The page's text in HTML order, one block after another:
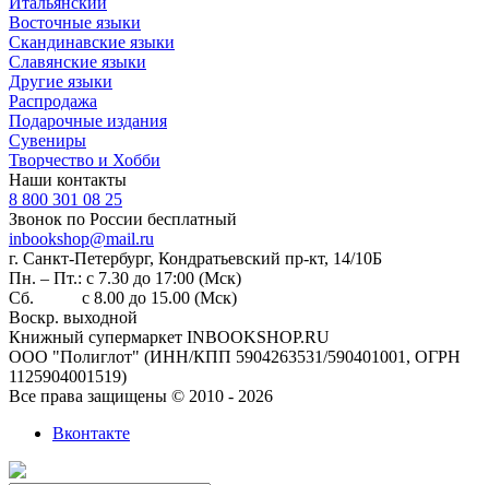
Восточные языки
Скандинавские языки
Славянские языки
Другие языки
Распродажа
Подарочные издания
Сувениры
Творчество и Хобби
Наши контакты
8 800 301 08 25
Звонок по России бесплатный
inbookshop@mail.ru
г. Санкт-Петербург, Кондратьевский пр-кт, 14/10Б
Пн. – Пт.: с 7.30 до 17:00 (Мск)
Сб. с 8.00 до 15.00 (Мск)
Воскр. выходной
Книжный супермаркет INBOOKSHOP.RU
ООО "Полиглот" (ИНН/КПП 5904263531/590401001, ОГРН
1125904001519)
Все права защищены © 2010 - 2026
Вконтакте